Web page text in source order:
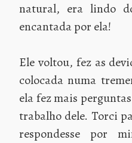
natural, era lindo
encantada por ela!
Ele voltou, fez as
colocada numa
ela fez mais
trabalho dele. Torci
respondesse por